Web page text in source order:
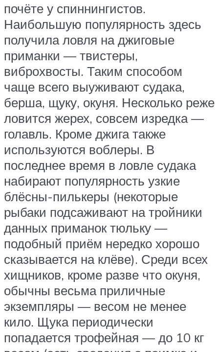
почёте у спиннингистов.
Наибольшую популярность здесь
получила ловля на джиговые
приманки — твистеры,
виброхвосты. Таким способом
чаще всего выуживают судака,
берша, щуку, окуня. Несколько реже
ловится жерех, совсем изредка —
голавль. Кроме джига также
используются воблеры. В
последнее время в ловле судака
набирают популярность узкие
блёсны-пилькеры (некоторые
рыбаки подсаживают на тройники
данных приманок тюльку —
подобный приём нередко хорошо
сказывается на клёве). Среди всех
хищников, кроме разве что окуня,
обычны весьма приличные
экземпляры — весом не менее
кило. Щука периодически
попадается трофейная — до 10 кг